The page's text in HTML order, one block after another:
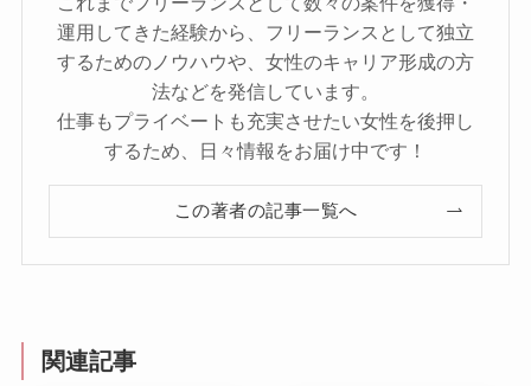
運用してきた経験から、フリーランスとして独立
するためのノウハウや、女性のキャリア形成の方
法などを発信しています。
仕事もプライベートも充実させたい女性を後押し
するため、日々情報をお届け中です！
この著者の記事一覧へ
関連記事